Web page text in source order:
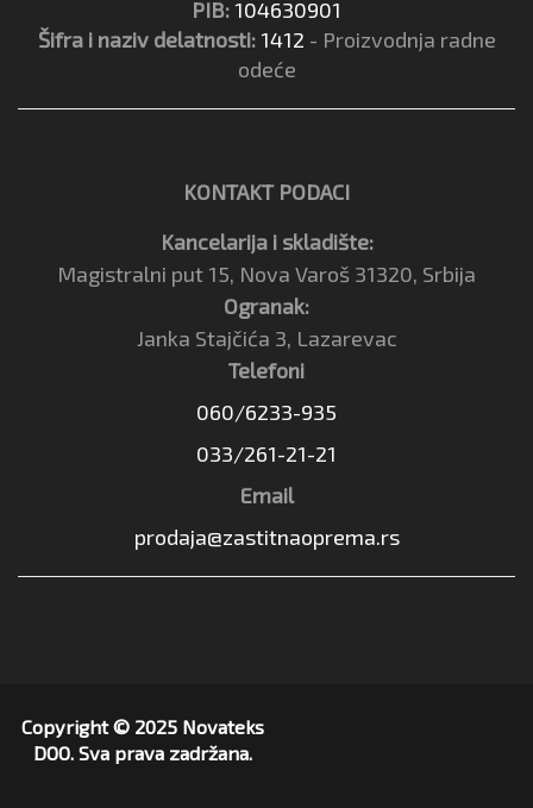
PIB: 104630901
Šifra i naziv delatnosti: 1412 - Proizvodnja radne
odeće
KONTAKT PODACI
Kancelarija i skladište:
Magistralni put 15, Nova Varoš 31320, Srbija
Ogranak:
Janka Stajčića 3, Lazarevac
Telefoni
060/6233-935
033/261-21-21
Email
prodaja@zastitnaoprema.rs
Copyright © 2025 Novateks
DOO. Sva prava zadržana.